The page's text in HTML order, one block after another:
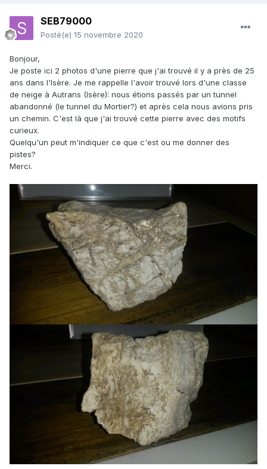
SEB79000
Posté(e) 15 novembre 2020
Bonjour,
Je poste ici 2 photos d'une pierre que j'ai trouvé il y a près de 25
ans dans l'Isère. Je me rappelle l'avoir trouvé lors d'une classe
de neige à Autrans (Isère): nous étions passés par un tunnel
abandonné (le tunnel du Mortier?) et après cela nous avions pris
un chemin. C'est là que j'ai trouvé cette pierre avec des motifs
curieux.
Quelqu'un peut m'indiquer ce que c'est ou me donner des
pistes?
Merci.